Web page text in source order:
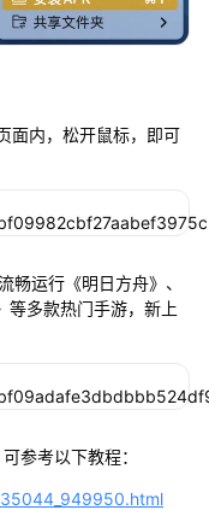
面内，松开鼠标，即可
畅运行《明日方舟》、
等多款热门手游，新上
参考以下教程：